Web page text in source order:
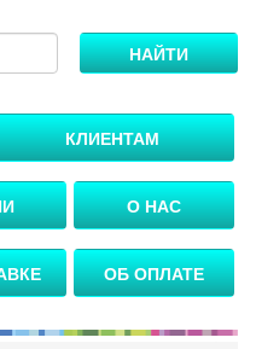
НАЙТИ
КЛИЕНТАМ
О НАС
ОБ ОПЛАТЕ